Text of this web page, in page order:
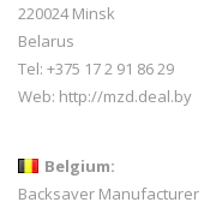
220024 Minsk
Belarus
Tel: +375 17 2 91 86 29
Web: http://mzd.deal.by
Belgium:
Backsaver Manufacturer